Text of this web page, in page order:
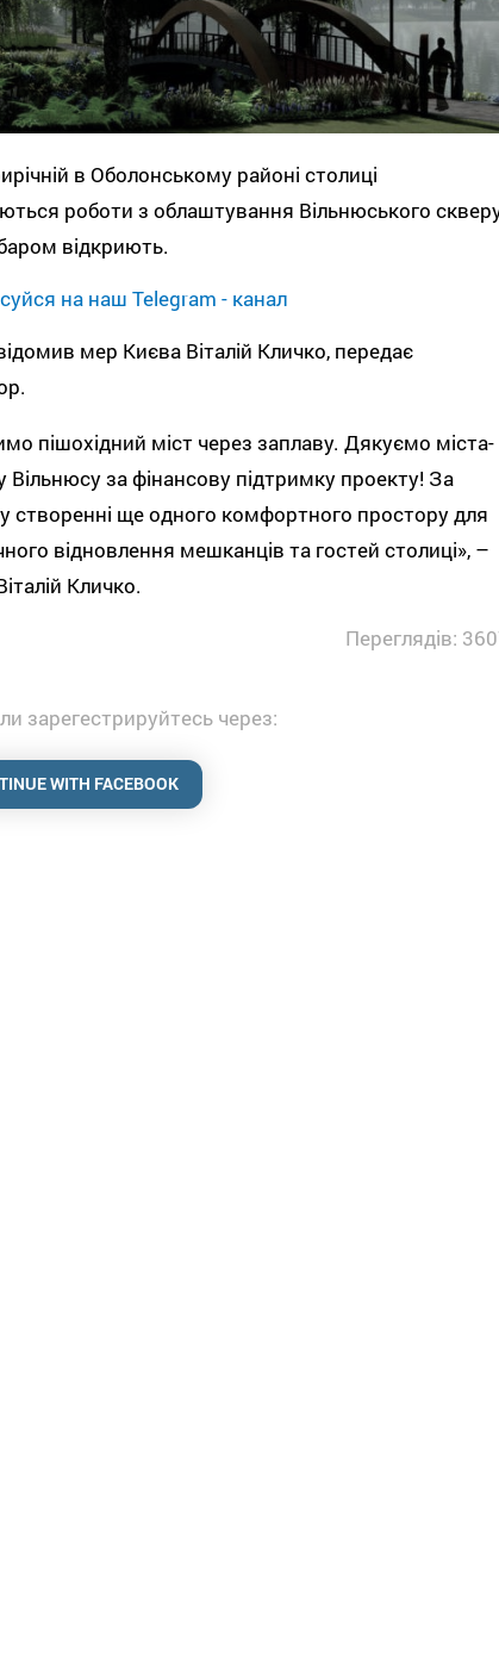
в Оболонському районі столиці
роботи з облаштування Вільнюського
відкриють.
на наш Telegram - канал
мер Києва Віталій Кличко, передає
пішохідний міст через заплаву. Дякуємо міста-
Вільнюсу за фінансову підтримку проекту! За
створенні ще одного комфортного простору для
відновлення мешканців та гостей столиці», –
Кличко.
Переглядів:
зарегестрируйтесь через:
WITH FACEBOOK